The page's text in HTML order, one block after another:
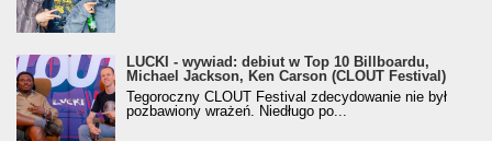
LUCKI - wywiad: debiut w Top 10 Billboardu,
Michael Jackson, Ken Carson (CLOUT Festival)
Tegoroczny CLOUT Festival zdecydowanie nie był
pozbawiony wrażeń. Niedługo po...